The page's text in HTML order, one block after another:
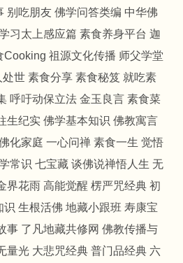
别吃朋友 佛学问答类编 中华佛
习太上感应篇 素食养身平台 迦
Cooking 祖源文化传播 师父学堂
处世 素食分享 素食秘笈 就吃素
呼吁动保立法 金玉良言 素食菜
生纪实 佛学基本知识 佛教寓言
化家庭 一心问禅 素食一生 觉悟
常识 七宝藏 谈佛说禅悟人生 无
界花雨 高能觉醒 楞严咒经典 初
识 生根活佛 地藏小跟班 寿康宝
事 了凡地藏共修网 佛教传播与
量光 大悲咒经典 普门品经典 六